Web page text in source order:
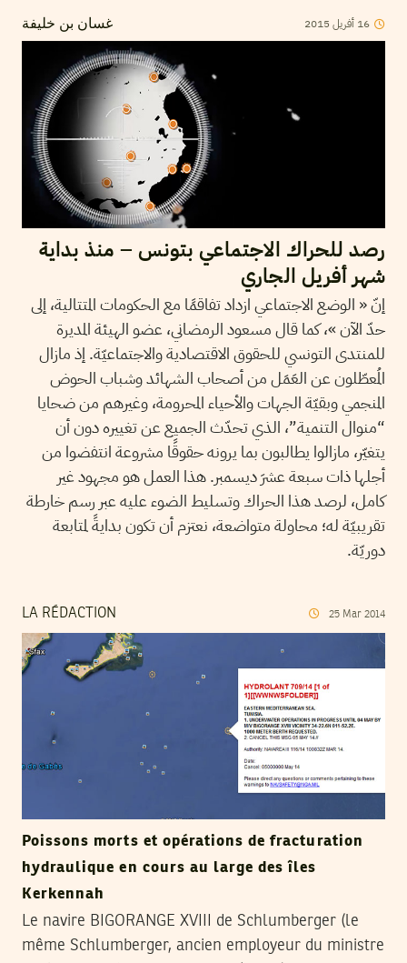
غسان بن خليفة 16 أفريل 2015
رصد للحراك الاجتماعي بتونس – منذ بداية
شهر أفريل الجاري
إنّ « الوضع الاجتماعي ازداد تفاقمًا مع الحكومات المتتالية، إلى
حدّ الآن »، كما قال مسعود الرمضاني، عضو الهيئة المديرة
للمنتدى التونسي للحقوق الاقتصادية والاجتماعيّة. إذ مازال
المُعطّلون عن العَمَل من أصحاب الشهائد وشباب الحوض
المنجمي وبقيّة الجهات والأحياء المحرومة، وغيرهم من ضحايا
“منوال التنمية”، الذي تحدّث الجميع عن تغييره دون أن
يتغيّر، مازالوا يطالبون بما يرونه حقوقًا مشروعة انتفضوا من
أجلها ذات سبعة عشرَ ديسمبر. هذا العمل هو مجهود غير
كامل، لرصد هذا الحراك وتسليط الضوء عليه عبر رسم خارطة
تقريبيّة له؛ محاولة متواضعة، نعتزم أن تكون بدايةً لمتابعة
دوريّة.
LA RÉDACTION 25 Mar 2014
Poissons morts et opérations de fracturation
hydraulique en cours au large des îles
Kerkennah
Le navire BIGORANGE XVIII de Schlumberger (le
même Schlumberger, ancien employeur du ministre